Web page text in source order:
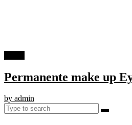
Permanente make up
by admin